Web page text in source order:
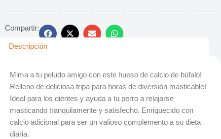
Compartir:
Descripción
Mima a tu peludo amigo con este hueso de calcio de búfalo!
Relleno de deliciosa tripa para horas de diversión masticable!
Ideal para los dientes y ayuda a tu perro a relajarse
masticando tranquilamente y satisfecho. Enriquecido con
calcio adicional para ser un valioso complemento a su dieta
diaria.